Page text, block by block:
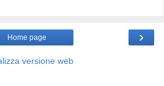
›
Home page
versione web